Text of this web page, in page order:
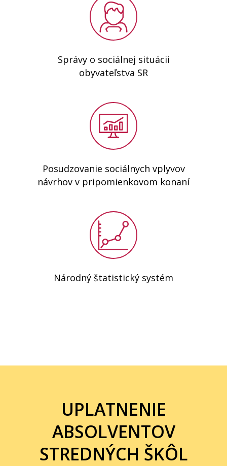
Správy o sociálnej situácii
obyvateľstva SR
Posudzovanie sociálnych vplyvov
návrhov v pripomienkovom konaní
Národný štatistický systém
UPLATNENIE
ABSOLVENTOV
STREDNÝCH ŠKÔL